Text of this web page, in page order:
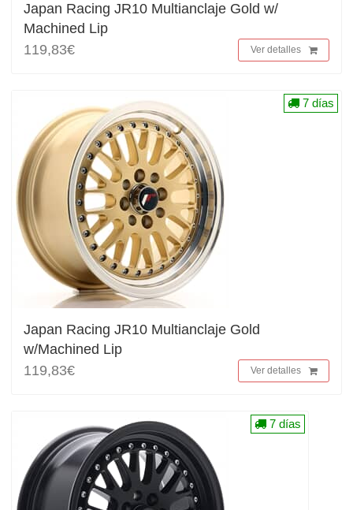
Japan Racing JR10 Multianclaje Gold w/
Machined Lip
119,83€
Ver detalles
Japan Racing JR10 Multianclaje Gold
w/Machined Lip
119,83€
Ver detalles
7 días
7 días